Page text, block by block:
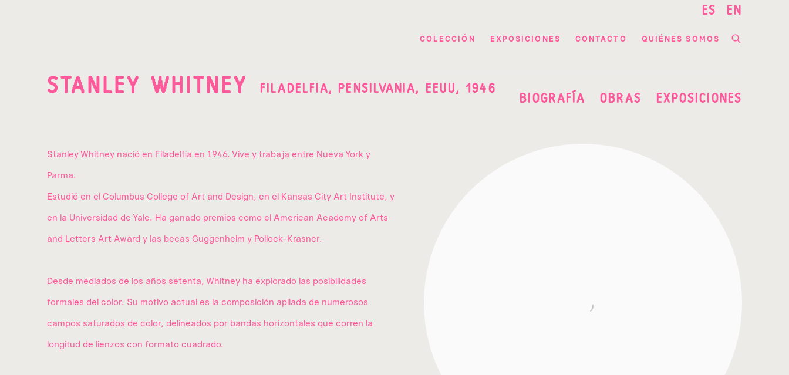
COLECCIÓN EXPOSICIONES CONTACTO QUIÉNES SOMOS
ES EN
STANLEY WHITNEY FILADELFIA, PENSILVANIA, EEUU,1946
BIOGRAFÍA
OBRAS EXPOSICIONES
Stanley Whitney nació en Filadelfia en 1946. Vive y trabaja entre Nueva York y
Parma.
Estudió en el Columbus College of Art and Design, en el Kansas City Art Institute, y
en la Universidad de Yale. Ha ganado premios como el American Academy of Arts
and Letters Art Award y las becas Guggenheim y Pollock-Krasner.
Desde mediados de los años setenta, Whitney ha explorado las posibilidades
formales del color. Su motivo actual es la composición apilada de numerosos
campos saturados de color, delineados por bandas horizontales que corren la
longitud de lienzos con formato cuadrado.